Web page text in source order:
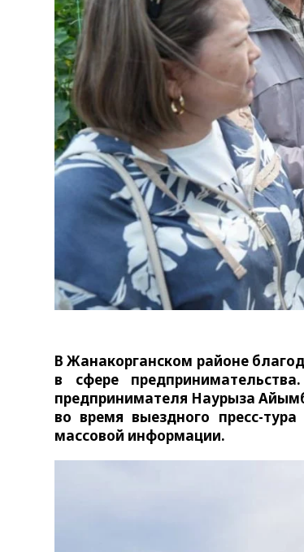
В Жанакорганском районе
в сфере
предпринимателя Наурыза
во время выездного пресс-
массовой информации.